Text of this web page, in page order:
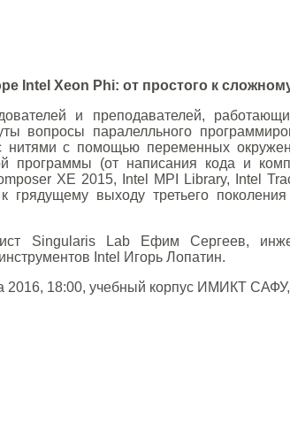
Intel Xeon Phi: от простого к
и преподавателей,
вопросы паралелльного
с помощью переменных
программы (от написания кода и
XE 2015, Intel MPI Library, Intel
грядущему выходу третьего
Singularis Lab Ефим Сергеев,
Intel Игорь Лопатин.
2016, 18:00, учебный корпус ИМИКТ САФУ,